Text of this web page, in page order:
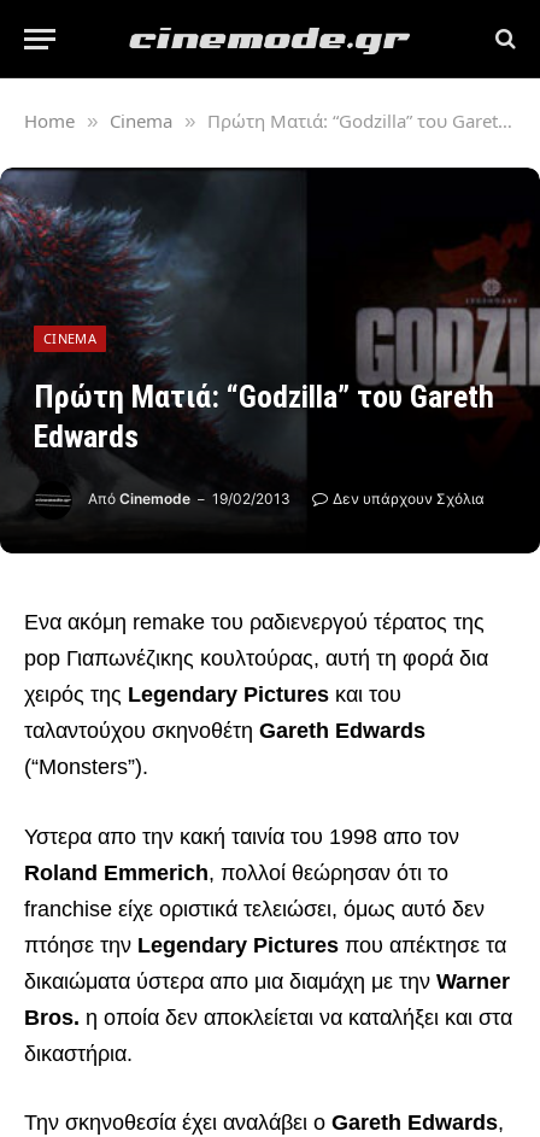
Home » Cinema » Πρώτη Ματιά: “Godzilla” του Gareth Edwards
CINEMA
Πρώτη Ματιά: “Godzilla” του Gareth
Edwards
Από Cinemode 19/02/2013 Δεν υπάρχουν Σχόλια
Ενα ακόμη remake του ραδιενεργού τέρατος της
pop Γιαπωνέζικης κουλτούρας, αυτή τη φορά δια
χειρός της Legendary Pictures και του
ταλαντούχου σκηνοθέτη Gareth Edwards
(“Monsters”).
Υστερα απο την κακή ταινία του 1998 απο τον
Roland Emmerich, πολλοί θεώρησαν ότι το
franchise είχε οριστικά τελειώσει, όμως αυτό δεν
πτόησε την Legendary Pictures που απέκτησε τα
δικαιώματα ύστερα απο μια διαμάχη με την Warner
Bros. η οποία δεν αποκλείεται να καταλήξει και στα
δικαστήρια.
Την σκηνοθεσία έχει αναλάβει ο Gareth Edwards,